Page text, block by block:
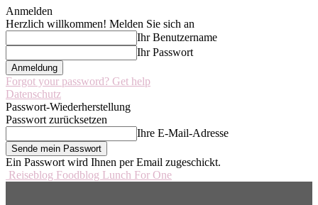
Anmelden
Herzlich willkommen! Melden Sie sich an
Ihr Benutzername
Ihr Passwort
Forgot your password? Get help
Datenschutz
Passwort-Wiederherstellung
Passwort zurücksetzen
Ihre E-Mail-Adresse
Ein Passwort wird Ihnen per Email zugeschickt.
Reiseblog Foodblog Lunch For One